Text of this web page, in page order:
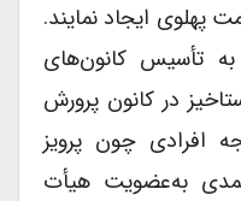
پهلوی ایجاد نمایند.
تأسیس کانون‌های
در کانون پرورش
افرادی چون پرویز
به‌عضویت هیأت